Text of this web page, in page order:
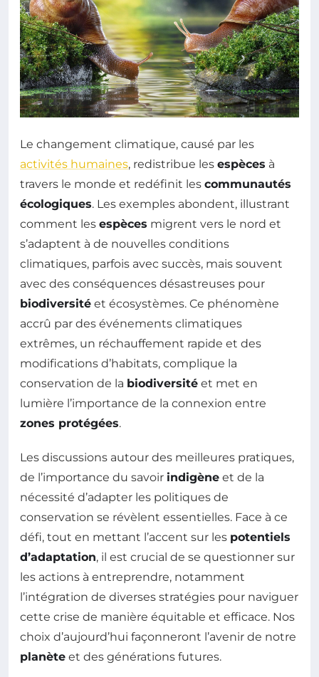
Le changement climatique, causé par les
activités humaines, redistribue les espèces à
travers le monde et redéfinit les communautés
écologiques. Les exemples abondent, illustrant
comment les espèces migrent vers le nord et
s’adaptent à de nouvelles conditions
climatiques, parfois avec succès, mais souvent
avec des conséquences désastreuses pour
biodiversité et écosystèmes. Ce phénomène
accrû par des événements climatiques
extrêmes, un réchauffement rapide et des
modifications d’habitats, complique la
conservation de la biodiversité et met en
lumière l’importance de la connexion entre
zones protégées.
Les discussions autour des meilleures pratiques,
de l’importance du savoir indigène et de la
nécessité d’adapter les politiques de
conservation se révèlent essentielles. Face à ce
défi, tout en mettant l’accent sur les potentiels
d’adaptation, il est crucial de se questionner sur
les actions à entreprendre, notamment
l’intégration de diverses stratégies pour naviguer
cette crise de manière équitable et efficace. Nos
choix d’aujourd’hui façonneront l’avenir de notre
planète et des générations futures.